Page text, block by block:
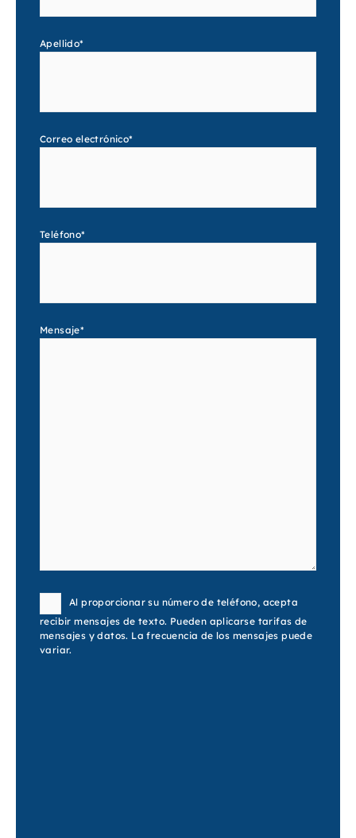
Apellido*
Correo electrónico*
Teléfono*
Mensaje*
ConsentAl proporcionar su número de teléfono, acepta
recibir mensajes de texto. Pueden aplicarse tarifas de
mensajes y datos. La frecuencia de los mensajes puede
variar.